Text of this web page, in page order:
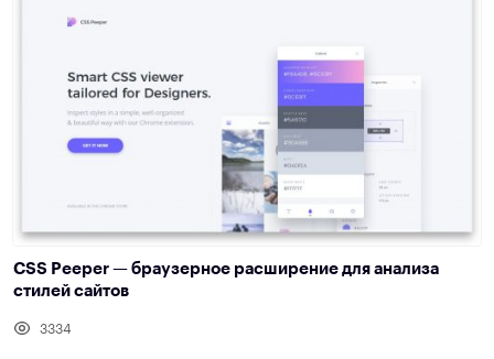
CSS Peeper — браузерное расширение для анализа
стилей сайтов
3334